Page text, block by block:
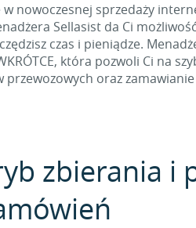
nowoczesnej sprzedaży
Sellasist da Ci
czas i pieniądze.
która pozwoli Ci na
oraz
zbierania i